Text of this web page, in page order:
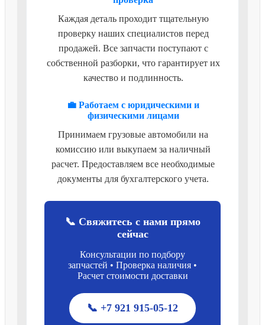
Каждая деталь проходит тщательную
проверку наших специалистов перед
продажей. Все запчасти поступают с
собственной разборки, что гарантирует их
качество и подлинность.
💼 Работаем с юридическими и
физическими лицами
Принимаем грузовые автомобили на
комиссию или выкупаем за наличный
расчет. Предоставляем все необходимые
документы для бухгалтерского учета.
📞 Свяжитесь с нами прямо
сейчас
Консультации по подбору
запчастей • Проверка наличия •
Расчет стоимости доставки
📞 +7 921 915-05-12